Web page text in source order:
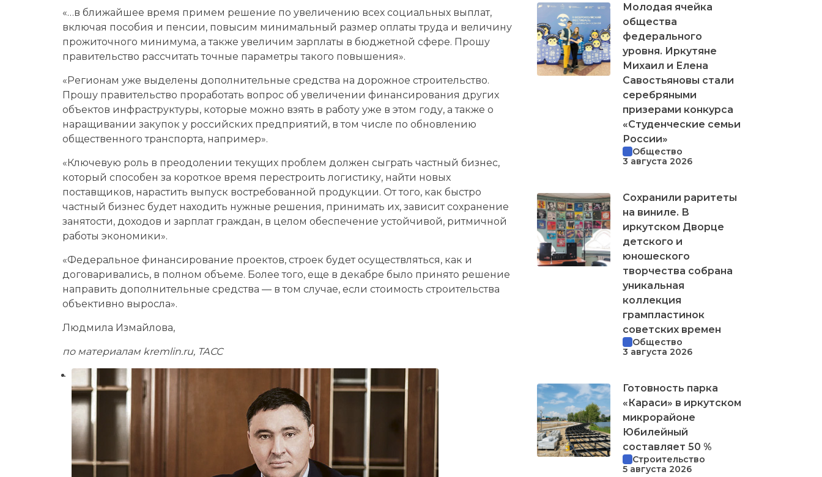
«…в ближайшее время примем решение по увеличению всех социальных выплат,
включая пособия и пенсии, повысим минимальный размер оплаты труда и величину
прожиточного минимума, а также увеличим зарплаты в бюджетной сфере. Прошу
правительство рассчитать точные параметры такого повышения».
«Регионам уже выделены дополнительные средства на дорожное строительство.
Прошу правительство проработать вопрос об увеличении финансирования других
объектов инфраструктуры, которые можно взять в работу уже в этом году, а также о
наращивании закупок у российских предприятий, в том числе по обновлению
общественного транспорта, например».
«Ключевую роль в преодолении текущих проблем должен сыграть частный бизнес,
который способен за короткое время перестроить логистику, найти новых
поставщиков, нарастить выпуск востребованной продукции. От того, как быстро
частный бизнес будет находить нужные решения, принимать их, зависит сохранение
занятости, доходов и зарплат граждан, в целом обеспечение устойчивой, ритмичной
работы экономики».
«Федеральное финансирование проектов, строек будет осуществляться, как и
договаривались, в полном объеме. Более того, еще в декабре было принято решение
направить дополнительные средства — в том случае, если стоимость строительства
объективно выросла».
Людмила Измайлова,
по материалам kremlin.ru, ТАСС
Молодая ячейка
общества
федерального
уровня. Иркутяне
Михаил и Елена
Савостьяновы стали
серебряными
призерами конкурса
«Студенческие семьи
России»
Общество
3 августа 2026
Сохранили раритеты
на виниле. В
иркутском Дворце
детского и
юношеского
творчества собрана
уникальная
коллекция
грампластинок
советских времен
Общество
3 августа 2026
Готовность парка
«Караси» в иркутском
микрорайоне
Юбилейный
составляет 50 %
Строительство
5 августа 2026